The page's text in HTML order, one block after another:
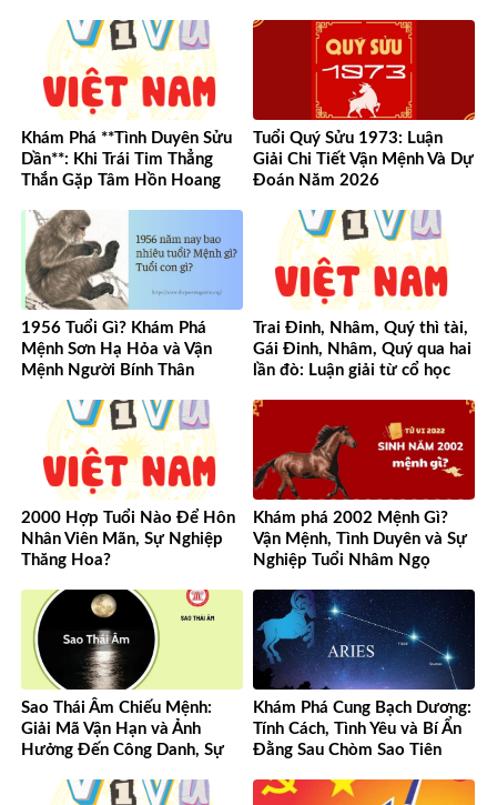
Khám Phá **Tình Duyên Sửu
Dần**: Khi Trái Tim Thẳng
Thắn Gặp Tâm Hồn Hoang
Tuổi Quý Sửu 1973: Luận
Giải Chi Tiết Vận Mệnh Và Dự
Đoán Năm 2026
1956 Tuổi Gì? Khám Phá
Mệnh Sơn Hạ Hỏa và Vận
Mệnh Người Bính Thân
Trai Đinh, Nhâm, Quý thì tài,
Gái Đinh, Nhâm, Quý qua hai
lần đò: Luận giải từ cổ học
2000 Hợp Tuổi Nào Để Hôn
Nhân Viên Mãn, Sự Nghiệp
Thăng Hoa?
Khám phá 2002 Mệnh Gì?
Vận Mệnh, Tình Duyên và Sự
Nghiệp Tuổi Nhâm Ngọ
Sao Thái Âm Chiếu Mệnh:
Giải Mã Vận Hạn và Ảnh
Hưởng Đến Công Danh, Sự
Khám Phá Cung Bạch Dương:
Tính Cách, Tình Yêu và Bí Ẩn
Đằng Sau Chòm Sao Tiên